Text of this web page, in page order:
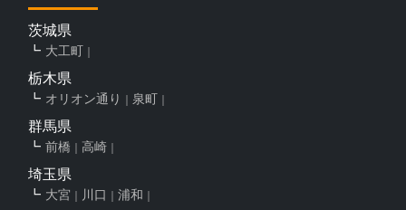
茨城県
大工町
栃木県
オリオン通り 泉町
群馬県
前橋 高崎
埼玉県
大宮 川口 浦和